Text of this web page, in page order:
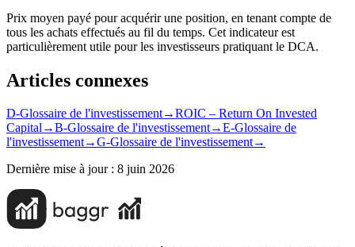
Prix moyen payé pour acquérir une position, en tenant compte de
tous les achats effectués au fil du temps. Cet indicateur est
particulièrement utile pour les investisseurs pratiquant le DCA.
Articles connexes
D-Glossaire de l'investissement→ROIC – Return On Invested
Capital→B-Glossaire de l'investissement→E-Glossaire de
l'investissement→G-Glossaire de l'investissement→
Dernière mise à jour : 8 juin 2026